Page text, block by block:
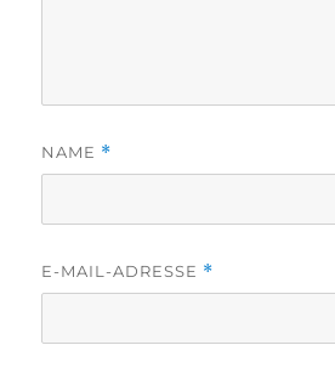
NAME *
E-MAIL-ADRESSE *